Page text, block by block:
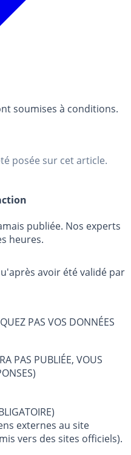
soumises à conditions.
posée sur cet article.
publiée. Nos experts
heures.
avoir été validé par
PAS VOS DONNÉES
PAS PUBLIÉE, VOUS
VOTRE MESSAGE (OBLIGATOIRE)
externes au site
vers des sites officiels).